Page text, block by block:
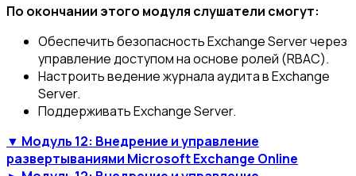
По окончании этого модуля слушатели смогут:
Обеспечить безопасность Exchange Server через
управление доступом на основе ролей (RBAC).
Настроить ведение журнала аудита в Exchange
Server.
Поддерживать Exchange Server.
▼ Модуль 12: Внедрение и управление
развертываниями Microsoft Exchange Online